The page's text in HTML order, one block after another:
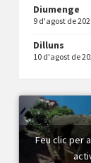
Vermuts a
Diumenge
9 d'agost de
Dilluns
10 d'agost de
Feu clic per